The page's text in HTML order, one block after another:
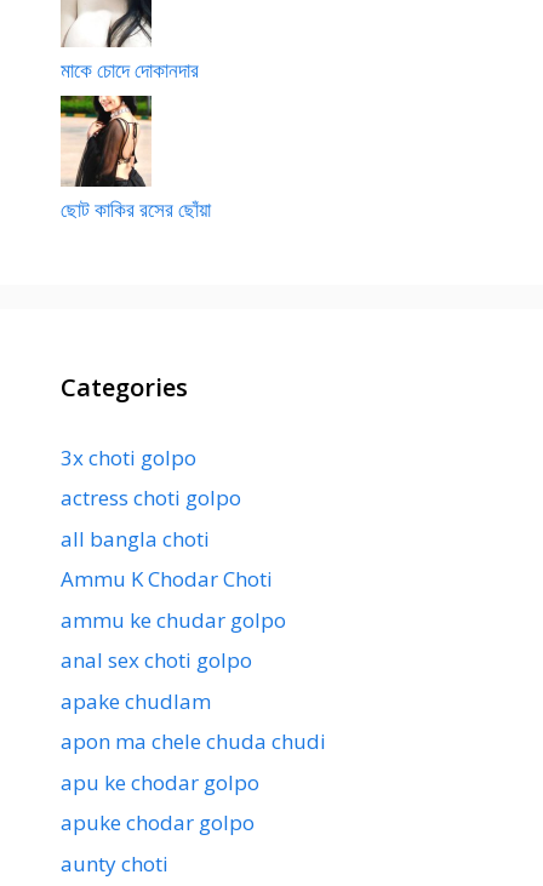
মাকে চোদে দোকানদার
ছোট কাকির রসের ছোঁয়া
Categories
3x choti golpo
actress choti golpo
all bangla choti
Ammu K Chodar Choti
ammu ke chudar golpo
anal sex choti golpo
apake chudlam
apon ma chele chuda chudi
apu ke chodar golpo
apuke chodar golpo
aunty choti